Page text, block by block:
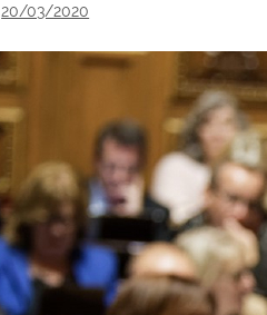
20/03/2020